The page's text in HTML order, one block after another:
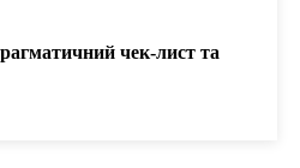
чек-лист та